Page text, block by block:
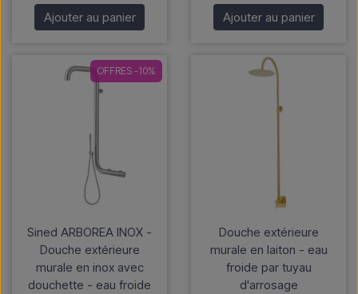
Ajouter au panier Ajouter au panier
OFFRES -10%
Sined ARBOREA INOX -
Douche extérieure
murale en inox avec
douchette - eau froide
Douche extérieure
murale en laiton - eau
froide par tuyau
d'arrosage